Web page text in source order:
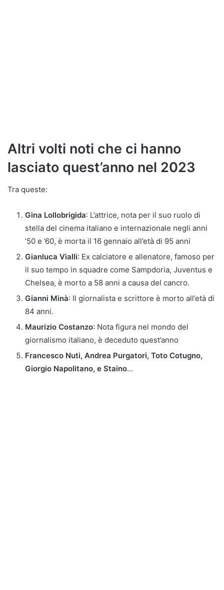
Altri volti noti che ci hanno
lasciato quest’anno nel 2023
Tra queste:
Gina Lollobrigida: L’attrice, nota per il suo ruolo di
stella del cinema italiano e internazionale negli anni
’50 e ’60, è morta il 16 gennaio all’età di 95 anni​
Gianluca Vialli: Ex calciatore e allenatore, famoso per
il suo tempo in squadre come Sampdoria, Juventus e
Chelsea, è morto a 58 anni a causa del cancro​​.
Gianni Minà: Il giornalista e scrittore è morto all’età di
84 anni​​.
Maurizio Costanzo: Nota figura nel mondo del
giornalismo italiano, è deceduto quest’anno​
Francesco Nuti, Andrea Purgatori, Toto Cotugno,
Giorgio Napolitano, e Staino…